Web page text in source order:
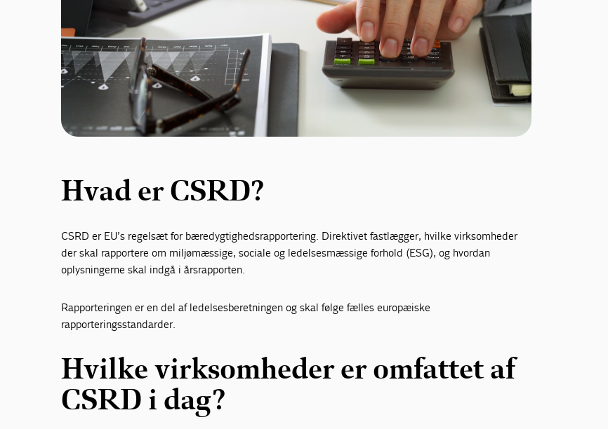
Hvad er CSRD?
CSRD er EU’s regelsæt for bæredygtighedsrapportering. Direktivet fastlægger, hvilke virksomheder
der skal rapportere om miljømæssige, sociale og ledelsesmæssige forhold (ESG), og hvordan
oplysningerne skal indgå i årsrapporten.
Rapporteringen er en del af ledelsesberetningen og skal følge fælles europæiske
rapporteringsstandarder.
Hvilke virksomheder er omfattet af
CSRD i dag?